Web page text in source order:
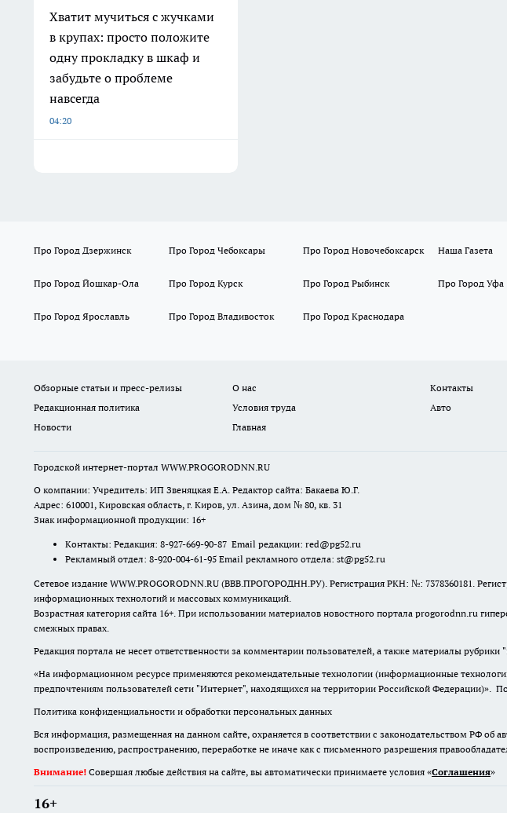
Хватит мучиться с жучками
в крупах: просто положите
одну прокладку в шкаф и
забудьте о проблеме
навсегда
04:20
Про Город Дзержинск Про Город Чебоксары Про Город Новочебоксарск Наша Газета
Про Город Йошкар-Ола Про Город Курск Про Город Рыбинск Про Город Уфа
Про Город Ярославль Про Город Владивосток Про Город Краснодара
Обзорные статьи и пресс-релизы О нас
Контакты
Редакционная политика
Условия труда
Авто
Новости
Главная
Городской интернет-портал WWW.PROGORODNN.RU
О компании: Учредитель: ИП Звеняцкая Е.А. Редактор сайта: Бакаева Ю.Г.
Адрес: 610001, Кировская область, г. Киров, ул. Азина, дом № 80, кв. 31
Знак информационной продукции: 16+
Контакты: Редакция: 8-927-669-90-87 Email редакции: red@pg52.ru
Рекламный отдел: 8-920-004-61-95 Email рекламного отдела: st@pg52.ru
Сетевое издание WWW.PROGORODNN.RU (ВВВ.ПРОГОРОДНН.РУ). Регистрация РКН: №: 7378360181.
информационных технологий и массовых коммуникаций.
Возрастная категория сайта 16+. При использовании материалов новостного портала progorodnn.ru
смежных правах.
Редакция портала не несет ответственности за комментарии пользователей, а также материалы рубрики
«На информационном ресурсе применяются рекомендательные технологии (информационные
предпочтениям пользователей сети "Интернет", находящихся на территории Российской Федерации)».
Политика конфиденциальности и обработки персональных данных
Вся информация, размещенная на данном сайте, охраняется в соответствии с законодательством РФ
воспроизведению, распространению, переработке не иначе как с письменного разрешения
Внимание! Совершая любые действия на сайте, вы автоматически принимаете условия «Cоглашения»
16+